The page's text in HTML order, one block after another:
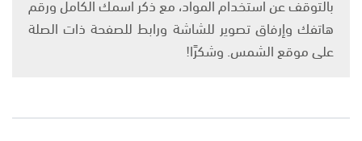
هاتفك وإرفاق تصوير للشاشة ورابط للصفحة ذات الصلة
على موقع الشمس. وشكرًا!